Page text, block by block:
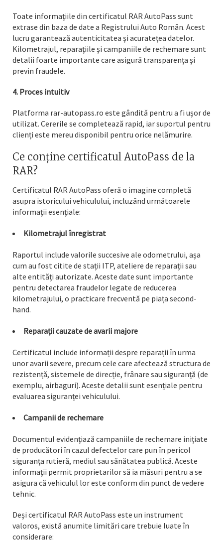
Toate informațiile din certificatul RAR AutoPass sunt
extrase din baza de date a Registrului Auto Român. Acest
lucru garantează autenticitatea și acuratețea datelor.
Kilometrajul, reparațiile și campaniile de rechemare sunt
detalii foarte importante care asigură transparența și
previn fraudele.
4. Proces intuitiv
Platforma rar-autopass.ro este gândită pentru a fi ușor de
utilizat. Cererile se completează rapid, iar suportul pentru
clienți este mereu disponibil pentru orice nelămurire.
Ce conține certificatul AutoPass de la
RAR?
Certificatul RAR AutoPass oferă o imagine completă
asupra istoricului vehiculului, incluzând următoarele
informații esențiale:
Kilometrajul înregistrat
Raportul include valorile succesive ale odometrului, așa
cum au fost citite de stații ITP, ateliere de reparații sau
alte entități autorizate. Aceste date sunt importante
pentru detectarea fraudelor legate de reducerea
kilometrajului, o practicare frecventă pe piața second-
hand.
Reparații cauzate de avarii majore
Certificatul include informații despre reparații în urma
unor avarii severe, precum cele care afectează structura de
rezistență, sistemele de direcție, frânare sau siguranță (de
exemplu, airbaguri). Aceste detalii sunt esențiale pentru
evaluarea siguranței vehiculului.
Campanii de rechemare
Documentul evidențiază campaniile de rechemare inițiate
de producători în cazul defectelor care pun în pericol
siguranța rutieră, mediul sau sănătatea publică. Aceste
informații permit proprietarilor să ia măsuri pentru a se
asigura că vehiculul lor este conform din punct de vedere
tehnic.
Deși certificatul RAR AutoPass este un instrument
valoros, există anumite limitări care trebuie luate în
considerare: